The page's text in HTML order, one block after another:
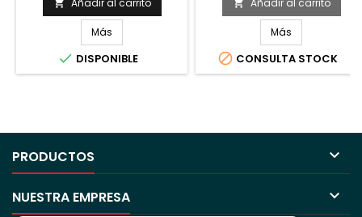
 Añadir al carrito
Más
 DISPONIBLE
 Añadir al carrito
Más
 CONSULTA STOCK
PRODUCTOS 
NUESTRA EMPRESA 